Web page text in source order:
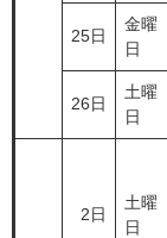
25日
金曜
日
26日
土曜
日
2日
土曜
日